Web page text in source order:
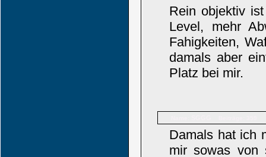
Rein objektiv
Level, mehr
Fahigkeiten,
damals aber
Platz bei mir.
Damals hat ich
mir sowas von